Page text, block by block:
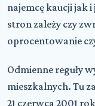
najemcę kaucji jak
stron zależy czy
oprocentowanie
Odmienne reguły
mieszkalnych. Tu
21 czerwca 2001